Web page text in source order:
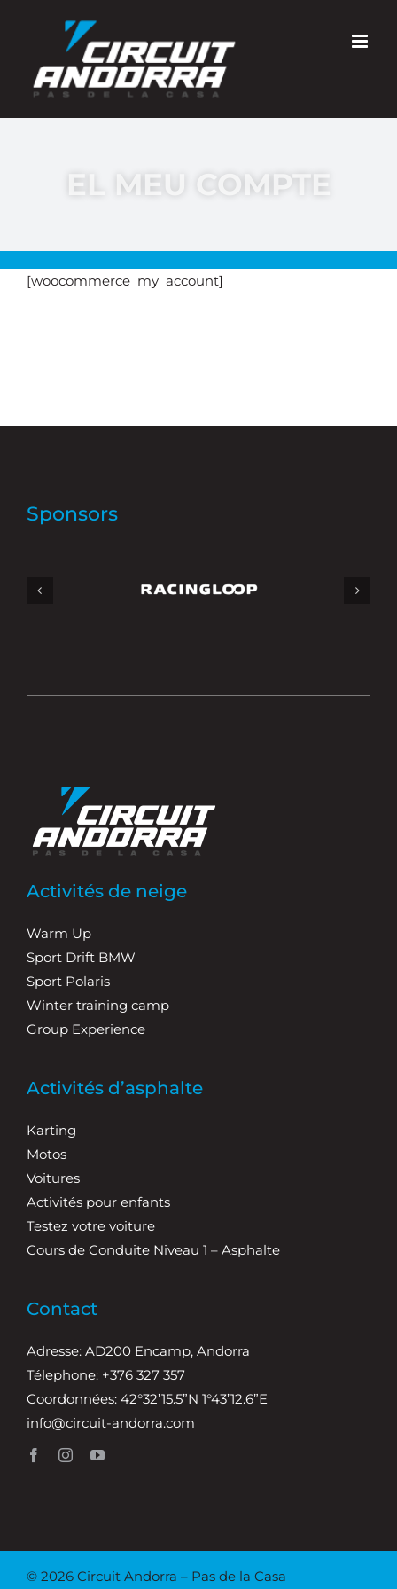
EL MEU COMPTE
[woocommerce_my_account]
Sponsors
Activités de neige
Warm Up
Sport Drift BMW
Sport Polaris
Winter training camp
Group Experience
Activités d’asphalte
Karting
Motos
Voitures
Activités pour enfants
Testez votre voiture
Cours de Conduite Niveau 1 – Asphalte
Contact
Adresse: AD200 Encamp, Andorra
Télephone: +376 327 357
Coordonnées: 42°32’15.5”N 1°43’12.6”E
info@circuit-andorra.com
© 2026 Circuit Andorra – Pas de la Casa